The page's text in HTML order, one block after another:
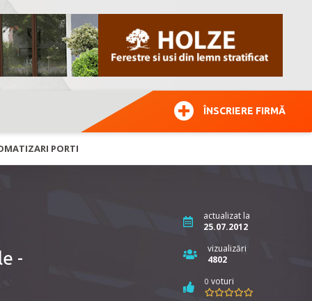
ÎNSCRIERE FIRMĂ
PORTI
-
actualizat la
25.07.2012
vizualizări
4802
0 voturi